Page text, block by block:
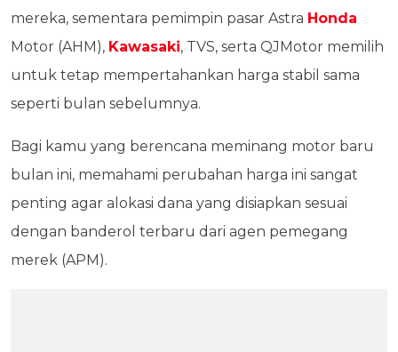
mereka, sementara pemimpin pasar Astra Honda
Motor (AHM), Kawasaki, TVS, serta QJMotor memilih
untuk tetap mempertahankan harga stabil sama
seperti bulan sebelumnya.
Bagi kamu yang berencana meminang motor baru
bulan ini, memahami perubahan harga ini sangat
penting agar alokasi dana yang disiapkan sesuai
dengan banderol terbaru dari agen pemegang
merek (APM).